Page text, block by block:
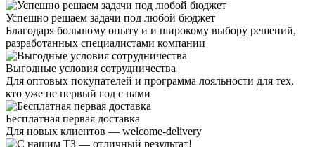
Успешно решаем задачи под любой бюджет
Благодаря большому опыту и и широкому выбору решений,
разработанных специалистами компании
Выгодные условия сотрудничества
Для оптовых покупателей и программа лояльности для тех,
кто уже не первый год с нами
Бесплатная первая доставка
Для новых клиентов — welcome-delivery